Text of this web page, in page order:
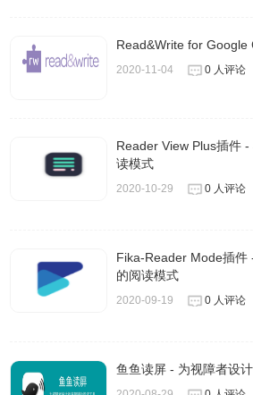
Read&Write for Google
2020-11-04 0 人评论
Reader View Plus插件
读模式
2020-10-29 0 人评论
Fika-Reader Mode插件
的阅读模式
2020-09-19 0 人评论
鱼鱼读屏 - 为视障者设